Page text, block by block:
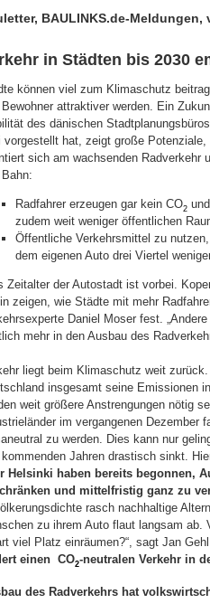
BAULINKS.de-Meldungen,
in Städten bis 2030
können viel zum Klimaschutz
attraktiver werden. Ein
des dänischen
vorgestellt hat, zeigt große Potenziale,
sich am wachsenden Radverkehr
Radfahrer erzeugen gar kein CO2
zudem weit weniger öffentlichen
Öffentliche Verkehrsmittel zu
dem eigenen Auto drei Viertel
Zeitalter der Autostadt ist vorbei.
zeigen, wie Städte mit mehr
Daniel Moser fest.
mehr in den Ausbau des
liegt beim Klimaschutz weit
insgesamt seine Emissionen
weit größere Anstrengungen nötig
im vergangenen
zu werden. Dies kann nur
Jahren drastisch sinkt.
Helsinki haben bereits begonnen,
und mittelfristig ganz zu
rasch nachhaltige
zu ihrem Auto flaut langsam
viel Platz einräumen?“, sagt Jan
einen CO2-neutralen Verkehr in
des Radverkehrs hat